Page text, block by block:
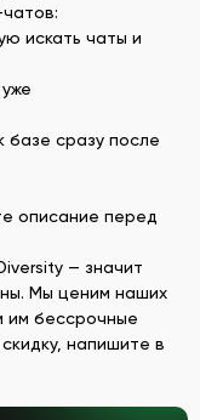
искать чаты и
базе сразу после
описание перед
— значит
Мы ценим наших
им бессрочные
напишите в